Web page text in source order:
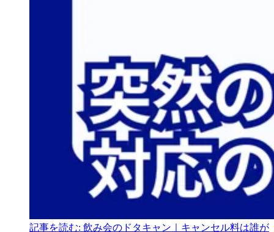
記事を読む: 飲み会のドタキャン｜キャンセル料は誰が